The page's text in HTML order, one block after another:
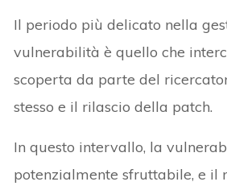
Il periodo più delicato nella
vulnerabilità è quello che
scoperta da parte del
stesso e il rilascio della patch.
In questo intervallo, la
potenzialmente sfruttabile, e il